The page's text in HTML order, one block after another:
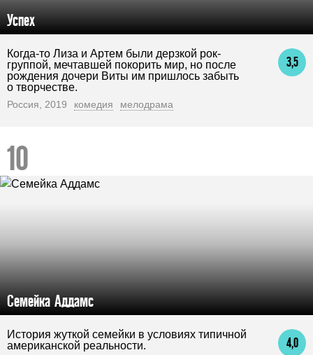
Успех
3,5
Когда-то Лиза и Артем были дерзкой рок-
группой, мечтавшей покорить мир, но после
рождения дочери Виты им пришлось забыть
о творчестве.
Россия, 2019 комедия мелодрама
Семейка Аддамс
4,0
История жуткой семейки в условиях типичной
американской реальности.